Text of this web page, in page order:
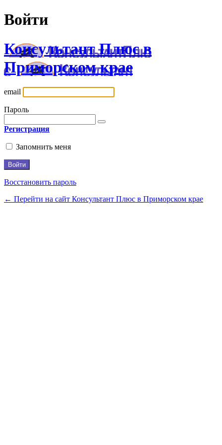
Войти
Консультант Плюс в
Приморском крае
email
Пароль
Регистрация
Запомнить меня
Восстановить пароль
← Перейти на сайт Консультант Плюс в Приморском крае